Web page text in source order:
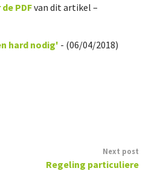
PDFvan dit artikel –
hard nodig' - (06/04/2018)
Next post
Regeling particuliere